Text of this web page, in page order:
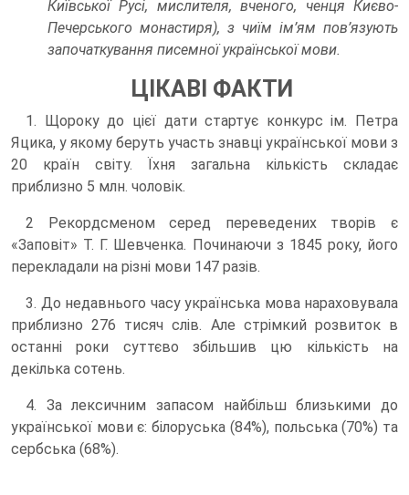
Київської Русі, мислителя, вченого, ченця Києво-
Печерського монастиря), з чиїм ім’ям пов’язують
започаткування писемної української мови.
ЦІКАВІ ФАКТИ
1. Щороку до цієї дати стартує конкурс ім. Петра
Яцика, у якому беруть участь знавці української мови з
20 країн світу. Їхня загальна кількість складає
приблизно 5 млн. чоловік.
2 Рекордсменом серед переведених творів є
«Заповіт» Т. Г. Шевченка. Починаючи з 1845 року, його
перекладали на різні мови 147 разів.
3. До недавнього часу українська мова нараховувала
приблизно 276 тисяч слів. Але стрімкий розвиток в
останні роки суттєво збільшив цю кількість на
декілька сотень.
4. За лексичним запасом найбільш близькими до
української мови є: білоруська (84%), польська (70%) та
сербська (68%).